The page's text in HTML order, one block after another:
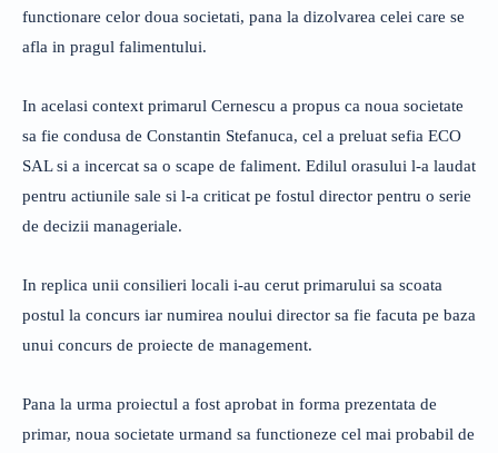
functionare celor doua societati, pana la dizolvarea celei care se
afla in pragul falimentului.
In acelasi context primarul Cernescu a propus ca noua societate
sa fie condusa de Constantin Stefanuca, cel a preluat sefia ECO
SAL si a incercat sa o scape de faliment. Edilul orasului l-a laudat
pentru actiunile sale si l-a criticat pe fostul director pentru o serie
de decizii manageriale.
In replica unii consilieri locali i-au cerut primarului sa scoata
postul la concurs iar numirea noului director sa fie facuta pe baza
unui concurs de proiecte de management.
Pana la urma proiectul a fost aprobat in forma prezentata de
primar, noua societate urmand sa functioneze cel mai probabil de